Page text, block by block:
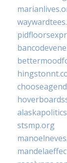
stsmp.org